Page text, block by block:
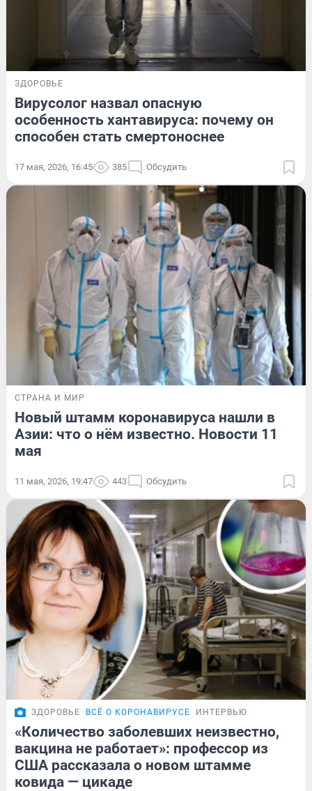
ЗДОРОВЬЕ
Вирусолог назвал опасную
особенность хантавируса: почему он
способен стать смертоноснее
17 мая, 2026, 16:45 385 Обсудить
СТРАНА И МИР
Новый штамм коронавируса нашли в
Азии: что о нём известно. Новости 11
мая
11 мая, 2026, 19:47 443 Обсудить
ЗДОРОВЬЕ ВСЁ О КОРОНАВИРУСЕ ИНТЕРВЬЮ
«Количество заболевших неизвестно,
вакцина не работает»: профессор из
США рассказала о новом штамме
ковида — цикаде